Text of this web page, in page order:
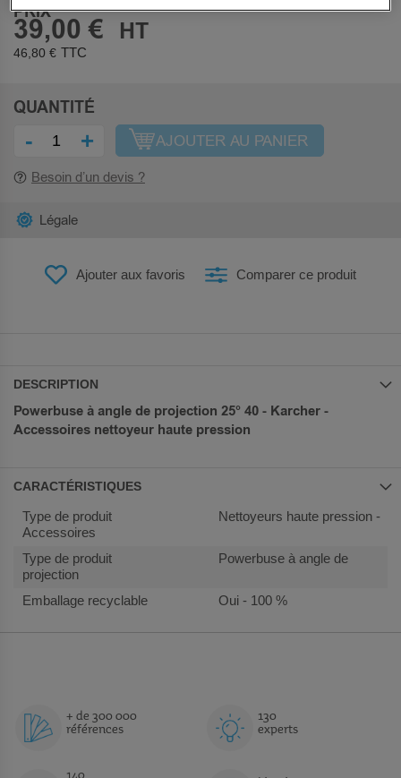
PRIX
39,00 €
46,80 €
QUANTITÉ
- + AJOUTER AU PANIER
Besoin d’un devis ?
Ajouter aux favoris Comparer ce produit
Légale
DESCRIPTION
Powerbuse à angle de projection 25° 40 - Karcher -
Accessoires nettoyeur haute pression
CARACTÉRISTIQUES
Plus
d’information
Nettoyeurs haute pression -
Accessoires
Powerbuse à angle de
projection
Oui - 100 %
+ de 300 000
références
130
experts